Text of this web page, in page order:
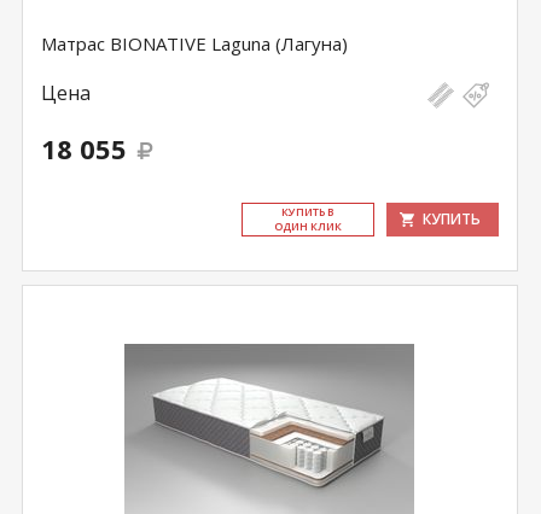
Матрас BIONATIVE Laguna (Лагуна)
Цена
18 055
КУ­ПИТЬ В
ОДИН КЛИК
КУПИТЬ